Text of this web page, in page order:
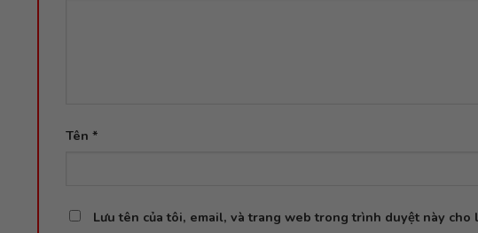
Tên *
Lưu tên của tôi, email, và trang web trong trình duyệt này cho